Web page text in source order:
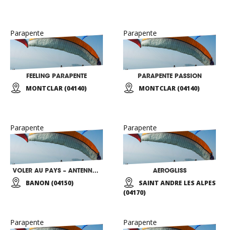
Parapente
FEELING PARAPENTE
MONTCLAR (04140)
Parapente
PARAPENTE PASSION
MONTCLAR (04140)
Parapente
VOLER AU PAYS – ANTENNE 04
BANON (04150)
Parapente
AEROGLISS
SAINT ANDRE LES ALPES
(04170)
Parapente Parapente